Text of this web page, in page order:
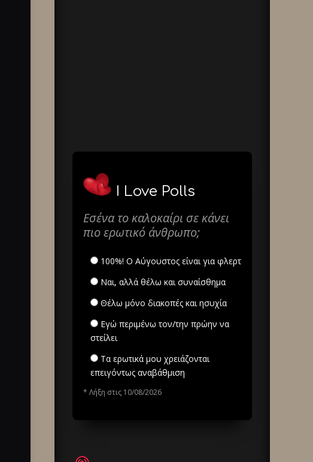
I Love Polls
Εσένα το καλοκαίρι σε κάνει
πιο ερωτικό άνθρωπο;
100%! Ο Αύγουστος είναι για φλερτ
Ναι, αλλά θέλω και συναίσθημα
Θέλω μόνο διακοπές και ησυχία
Εγώ περιμένω τον/την πρώην να
στείλει
Τα ερωτικά μου χρειάζονται
επειγόντως αναβάθμιση
* Λήξη στις 10/08/2026